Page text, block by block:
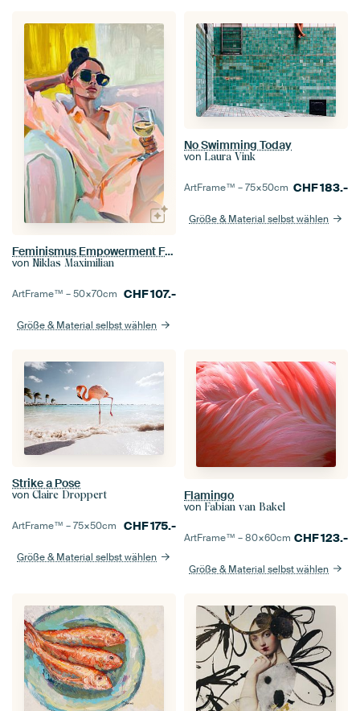
Feminismus Empowerment Frauenpower Selbstbewusstsein I
von Niklas Maximilian
ArtFrame™ –50×70cm CHF107.-
Größe & Material selbst wählen
No Swimming Today
von Laura Vink
ArtFrame™ –75×50cm CHF183.-
Größe & Material selbst wählen
Strike a Pose
von Claire Droppert
ArtFrame™ –75×50cm CHF175.-
Größe & Material selbst wählen
Flamingo
von Fabian van Bakel
ArtFrame™ –80×60cm CHF123.-
Größe & Material selbst wählen